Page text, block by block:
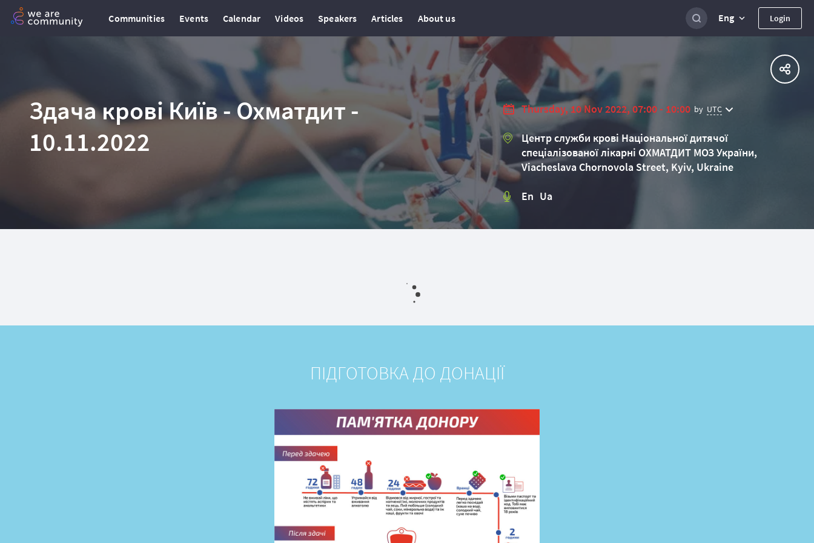
Communities Events Calendar Videos Speakers Articles About us Eng Login
Здача крові Київ - Охматдит -
10.11.2022
Thursday, 10 Nov 2022, 07:00 - 10:00 by UTC
Центр служби крові Національної дитячої
спеціалізованої лікарні ОХМАТДИТ МОЗ України,
Viacheslava Chornovola Street, Kyiv, Ukraine
En Ua
ПІДГОТОВКА ДО ДОНАЦІЇ